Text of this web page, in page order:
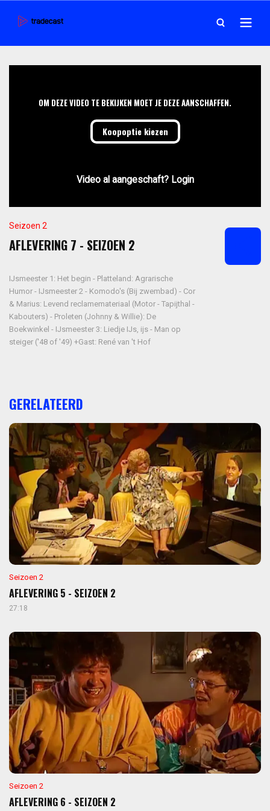
OM DEZE VIDEO TE BEKIJKEN MOET JE DEZE AANSCHAFFEN.
Koopoptie kiezen
Video al aangeschaft? Login
Seizoen 2
AFLEVERING 7 - SEIZOEN 2
IJsmeester 1: Het begin - Platteland: Agrarische
Humor - IJsmeester 2 - Komodo's (Bij zwembad) - Cor
& Marius: Levend reclamemateriaal (Motor - Tapijthal -
Kabouters) - Proleten (Johnny & Willie): De
Boekwinkel - IJsmeester 3: Liedje IJs, ijs - Man op
steiger ('48 of '49) +Gast: René van 't Hof
GERELATEERD
Seizoen 2
AFLEVERING 5 - SEIZOEN 2
27:18
Seizoen 2
AFLEVERING 6 - SEIZOEN 2